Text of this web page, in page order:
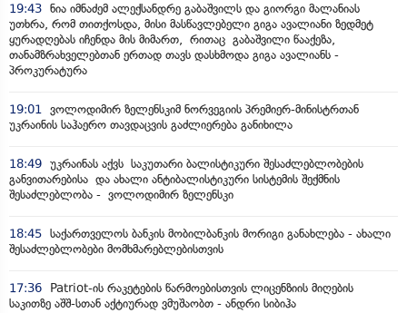
19:43 ნია იმნაძემ ალექსანდრე გაბაშვილს და გიორგი მალანიას
უთხრა, რომ თითქოსდა, მისი მასწავლებელი გიგა ავალიანი ზედმეტ
ყურადღებას იჩენდა მის მიმართ, რითაც გაბაშვილი წააქეზა,
თანამზრახველებთან ერთად თავს დასხმოდა გიგა ავალიანს -
პროკურატურა
19:01
ვოლოდიმირ ზელენსკიმ ნორვეგიის პრემიერ-მინისტრთან
უკრაინის საჰაერო თავდაცვის გაძლიერება განიხილა
18:49 უკრაინას აქვს საკუთარი ბალისტიკური შესაძლებლობების
განვითარებისა და ახალი ანტიბალისტიკური სისტემის შექმნის
შესაძლებლობა - ვოლოდიმირ ზელენსკი
18:45 საქართველოს ბანკის მობილბანკის მორიგი განახლება - ახალი
შესაძლებლობები მომხმარებლებისთვის
17:36
Patriot-ის რაკეტების წარმოებისთვის ლიცენზიის მიღების
საკითზე აშშ-სთან აქტიურად ვმუშაობთ - ანდრი სიბიჰა